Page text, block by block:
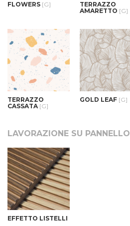
FLOWERS [G]
TERRAZZO
AMARETTO [G]
TERRAZZO
CASSATA [G]
GOLD LEAF[G]
LAVORAZIONE SU PANNELLO
EFFETTO LISTELLI